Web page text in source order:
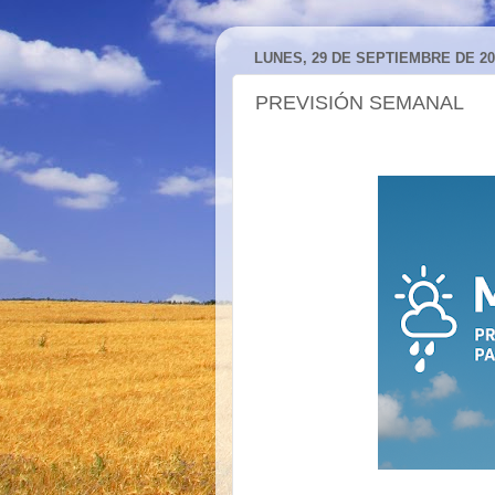
LUNES, 29 DE SEPTIEMBRE DE
PREVISIÓN SEMANAL